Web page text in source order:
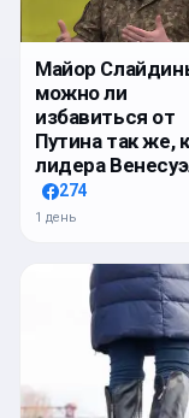
Майор
можно ли
избавиться от
Путина так же,
лидера
274
1 день